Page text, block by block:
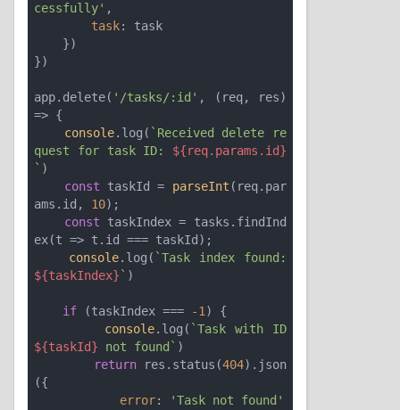
cessfully' ,
task: task
})
app.delete( '/tasks/:id' , (req, res)
=> {
console.log( `Received delete re
quest for task ID: ${req.params.id}
` )
const taskId = parseInt (req.par
ams.id, 10);
const taskIndex = tasks.findInd
ex(t => t.id === taskId);
console.log(
${taskIndex} ` )
if (taskIndex === -1 ) {
console.log(
`Task with ID
${taskId} not found` )
return res.status(404).json
({
error: 'Task not found'